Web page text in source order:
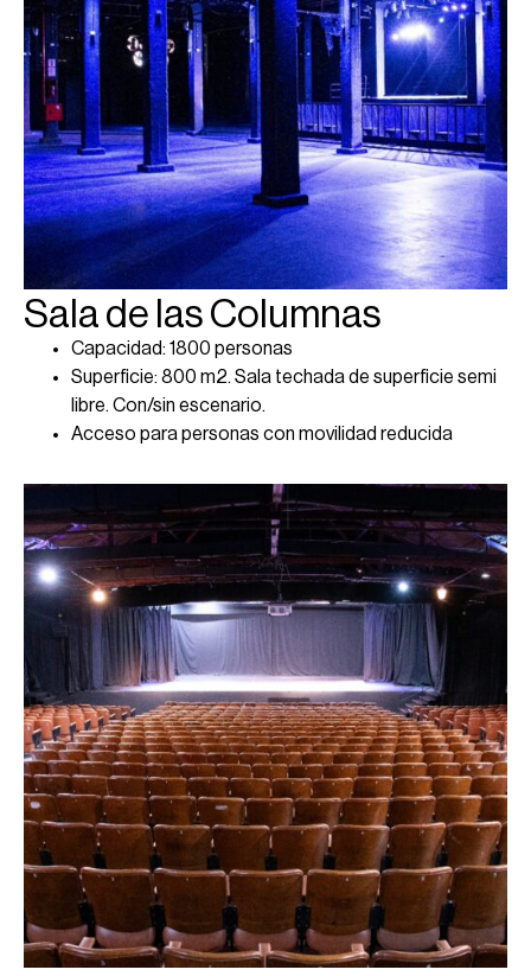
Sala de las Columnas
Capacidad: 1800 personas
Superficie: 800 m2. Sala techada de superficie semi
libre. Con/sin escenario.
Acceso para personas con movilidad reducida